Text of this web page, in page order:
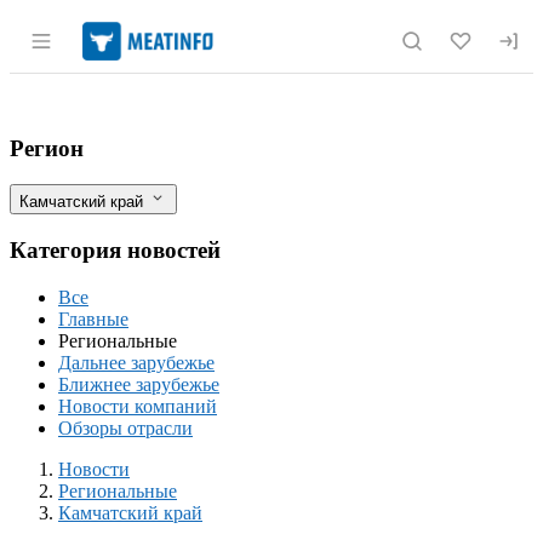
Раздел навигации по сайту
Новости животноводства,
Фильтры
Регион
Камчатский край
Категория новостей
Все
Главные
Региональные
Дальнее зарубежье
Ближнее зарубежье
Новости компаний
Обзоры отрасли
Разделы
Новости
Региональные
Камчатский край